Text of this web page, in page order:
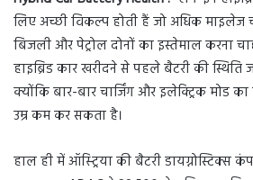
लिए अच्छी विकल्प होती हैं जो अधिक
बिजली और पेट्रोल दोनों का इस्तेमाल करना
हाइब्रिड कार खरीदने से पहले बैटरी की स्थिति
क्योंकि बार-बार चार्जिंग और इलेक्ट्रिक मोड
उम्र कम कर सकता है।
हाल ही में ऑस्ट्रिया की बैटरी डायग्नोस्टिक्स